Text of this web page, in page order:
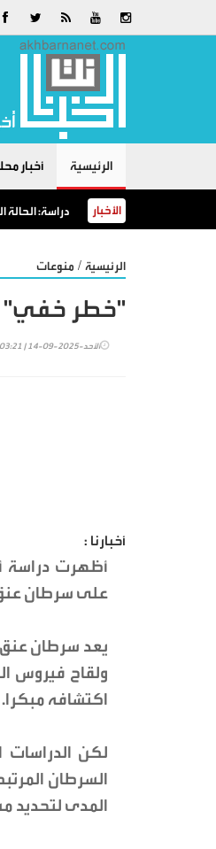
الرئيسية أخبار
الأخبار دراسة:
الرئيسية / منوعات
"خطر خفي"
الأحد-2025-09-14 | 03:21 pm
أخبارنا :
أظهرت دراسة
على سرطان عنق
يعد سرطان عنق
اكتشافه مبكرا.
لكن
السرطان
المدى لتحديد